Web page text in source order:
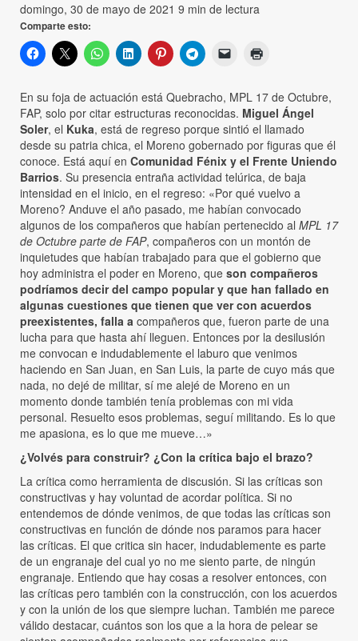
domingo, 30 de mayo de 2021 9 min de lectura
Comparte esto:
En su foja de actuación está Quebracho, MPL 17 de Octubre,
FAP, solo por citar estructuras reconocidas. Miguel Ángel
Soler, el Kuka, está de regreso porque sintió el llamado
desde su patria chica, el Moreno gobernado por figuras que él
conoce. Está aquí en Comunidad Fénix y el Frente Uniendo
Barrios. Su presencia entraña actividad telúrica, de baja
intensidad en el inicio, en el regreso: «Por qué vuelvo a
Moreno? Anduve el año pasado, me habían convocado
algunos de los compañeros que habían pertenecido al MPL 17
de Octubre parte de FAP, compañeros con un montón de
inquietudes que habían trabajado para que el gobierno que
hoy administra el poder en Moreno, que son compañeros
podríamos decir del campo popular y que han fallado en
algunas cuestiones que tienen que ver con acuerdos
preexistentes, falla a compañeros que, fueron parte de una
lucha para que hasta ahí lleguen. Entonces por la desilusión
me convocan e indudablemente el laburo que venimos
haciendo en San Juan, en San Luis, la parte de cuyo más que
nada, no dejé de militar, sí me alejé de Moreno en un
momento donde también tenía problemas con mi vida
personal. Resuelto esos problemas, seguí militando. Es lo que
me apasiona, es lo que me mueve…»
¿Volvés para construir? ¿Con la crítica bajo el brazo?
La crítica como herramienta de discusión. Si las críticas son
constructivas y hay voluntad de acordar política. Si no
entendemos de dónde venimos, de que todas las críticas son
constructivas en función de dónde nos paramos para hacer
las críticas. El que critica sin hacer, indudablemente es parte
de un engranaje del cual yo no me siento parte, de ningún
engranaje. Entiendo que hay cosas a resolver entonces, con
las críticas pero también con la construcción, con los acuerdos
y con la unión de los que siempre luchan. También me parece
válido destacar, cuántos son los que a la hora de pelear se